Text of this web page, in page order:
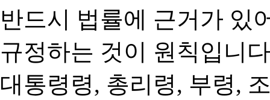
반드시 법률에 근거가 있
규정하는 것이 원칙입니
대통령령, 총리령, 부령,